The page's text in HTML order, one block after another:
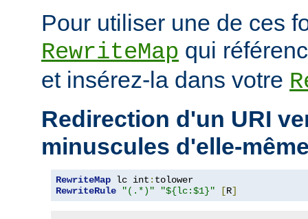
Pour utiliser une de ces
RewriteMap qui
et insérez-la dans votre
Redirection d'un URI
minuscules d'elle-
RewriteMap lc int :
RewriteRule
"(.*)" "${lc:$1}" [R]